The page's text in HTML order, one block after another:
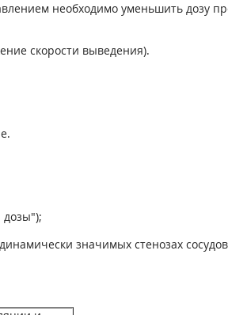
необходимо уменьшить дозу
скорости выведения).
дозы");
значимых стенозах сосудов